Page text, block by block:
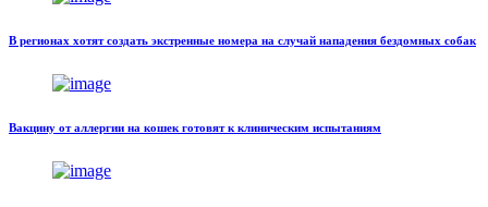
В регионах хотят создать экстренные номера на случай нападения бездомных собак
Вакцину от аллергии на кошек готовят к клиническим испытаниям